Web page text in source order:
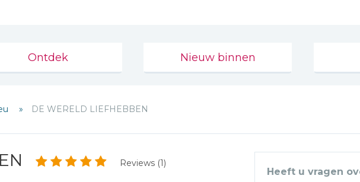
Ontdek Nieuw binnen
DE WERELD LIEFHEBBEN
Reviews (1)
Heeft u vragen